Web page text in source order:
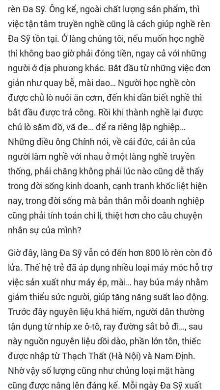
rèn Đa Sỹ. Ông kể, ngoài chất lượng sản phẩm, thì
việc tận tâm truyền nghề cũng là cách giúp nghề rèn
Đa Sỹ tồn tại. Ở làng chúng tôi, nếu muốn học nghề
thì không bao giờ phải đóng tiền, ngay cả với những
người ở địa phương khác. Bắt đầu từ những việc đơn
giản như quay bễ, mài dao… Người học nghề còn
được chủ lò nuôi ăn cơm, đến khi dần biết nghề thì
bắt đầu được trả công. Rồi khi thành nghề lại được
chủ lò sắm đồ, vã đe… để ra riêng lập nghiệp­­­…
Những điều ông Chính nói, về cái đức, cái ân của
người làm nghề với nhau ở một làng nghề truyền
thống, phải chăng không phải lúc nào cũng dễ thấy
trong đời sống kinh doanh, cạnh tranh khốc liệt hiện
nay, trong đời sống mà bản thân mỗi doanh nghiệp
cũng phải tính toán chi li, thiệt hơn cho câu chuyện
nhân sự của mình?
Giờ đây, làng Đa Sỹ vẫn có đến hơn 800 lò rèn còn đỏ
lửa. Thế hệ trẻ đã áp dụng nhiều loại máy móc hỗ trợ
việc sản xuất như máy ép, mài… hay búa máy nhằm
giảm thiểu sức người, giúp tăng năng suất lao động.
Trước đây nguyên liệu khá hiếm, người dân thường
tận dụng từ nhíp xe ô-tô, ray đường sắt bỏ đi…, sau
này nguồn nguyên liệu dồi dào, phần lớn tôn, thiếc
được nhập từ Thạch Thất (Hà Nội) và Nam Định.
Nhờ vậy số lượng cũng như chủng loại mặt hàng
cũng được nâng lên đáng kể. Mỗi ngày Đa Sỹ xuất